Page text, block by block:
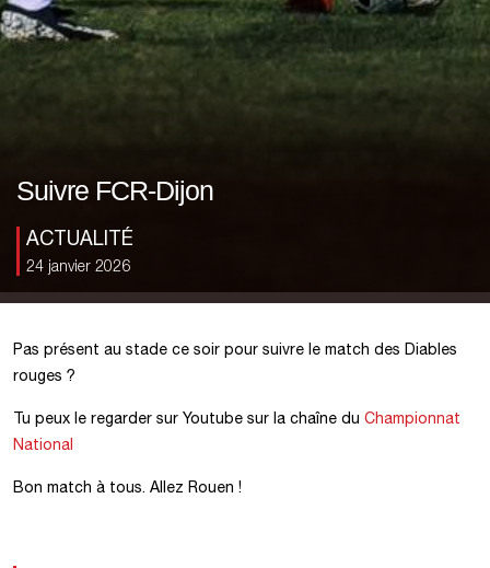
Suivre FCR-Dijon
ACTUALITÉ
24 janvier 2026
Pas présent au stade ce soir pour suivre le match des Diables
rouges ?
Tu peux le regarder sur Youtube sur la chaîne du Championnat
National
Bon match à tous. Allez Rouen !